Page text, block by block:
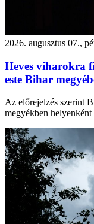
2026. augusztus 07.,
Heves viharokra
este Bihar
Az előrejelzés szerint
megyékben